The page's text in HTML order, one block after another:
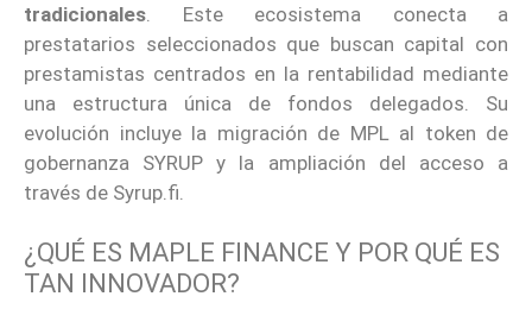
tradicionales . Este ecosistema conecta a
prestatarios seleccionados que buscan capital con
prestamistas centrados en la rentabilidad mediante
una estructura única de fondos delegados. Su
evolución incluye la migración de MPL al token de
gobernanza SYRUP y la ampliación del acceso a
través de Syrup.fi.
¿QUÉ ES MAPLE FINANCE Y POR QUÉ ES
TAN INNOVADOR?